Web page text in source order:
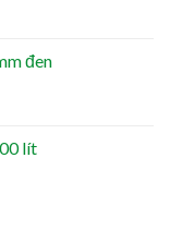
đen
lít